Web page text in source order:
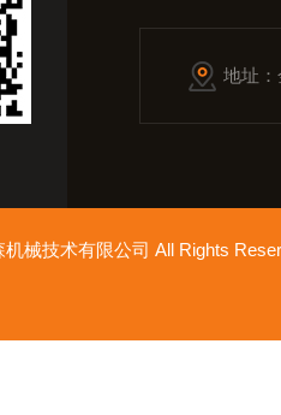
地址
机械技术有限公司 All Rights